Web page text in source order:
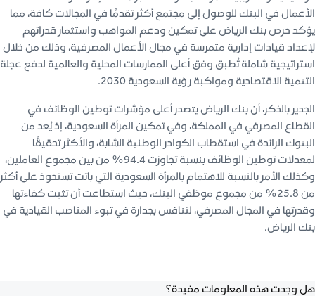
الأعمال في البنك للوصول إلى مجتمع أكثر تقدمًا في المجالات كافة، مما
يؤكد حرص بنك الرياض على تمكين ودعم المواهب واستثمار قدراتهم
لإعداد قيادات إدارية متمرسة في مجال الأعمال المصرفية، وذلك من خلال
استراتيجية شاملة تُطبق وفق أعلى الممارسات المحلية والعالمية لدفع عجلة
التنمية الاقتصادية ومواكبة رؤية السعودية 2030.
الجدير بالذكر، أن بنك الرياض يتصدر أعلى مؤشرات توطين الوظائف في
القطاع المصرفي في المملكة، وفي تمكين المرأة السعودية، إذ يُعد من
البنوك الرائدة في استقطاب الكوادر الوطنية الشابة، والأكثر تحقيقًا
لمعدلات توطين الوظائف بنسبة تجاوزت 94.4% من بين مجموع العاملين،
وكذلك الأمر بالنسبة للاهتمام بالمرأة السعودية التي باتت تستحوذ على أكثر
من 25.8% من مجموع موظفي البنك، حيث استطاعت أن تثبت كفاءتها
وقدرتها في المجال المصرفي، لتنافس بجدارة في تبوء المناصب القيادية في
بنك الرياض.
هل وجدت هذه المعلومات مفيدة؟